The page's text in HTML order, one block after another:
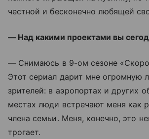
честной и бесконечно любящей
— Над какими проектами вы
— Снимаюсь в 9-ом сезоне
Этот сериал дарит мне огромную
зрителей: в аэропортах и других
местах люди встречают меня как
члена семьи. Меня, конечно, это
трогает.